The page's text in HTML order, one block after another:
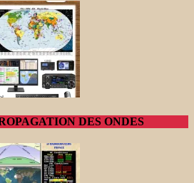
DES ONDES